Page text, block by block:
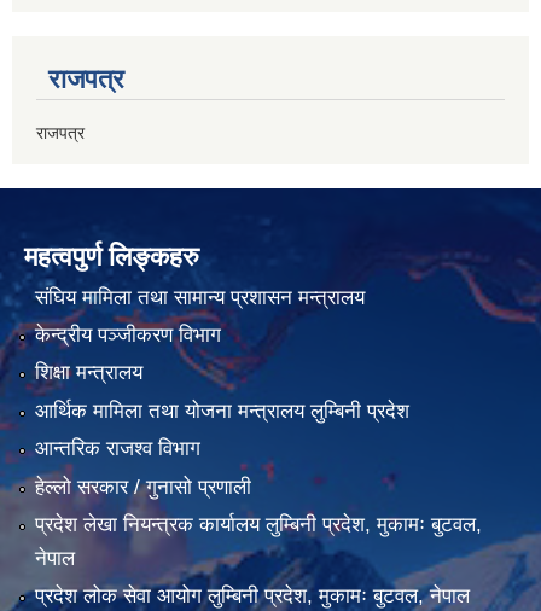
राजपत्र
राजपत्र
महत्वपुर्ण लिङ्कहरु
संघिय मामिला तथा सामान्य प्रशासन मन्त्रालय
केन्द्रीय पञ्जीकरण विभाग
शिक्षा मन्त्रालय
आर्थिक मामिला तथा योजना मन्त्रालय लुम्बिनी प्रदेश
आन्तरिक राजश्व विभाग
हेल्लो सरकार / गुनासो प्रणाली
प्रदेश लेखा नियन्त्रक कार्यालय लुम्बिनी प्रदेश, मुकामः बुटवल,
नेपाल
प्रदेश लोक सेवा आयोग लुम्बिनी प्रदेश, मुकामः बुटवल, नेपाल